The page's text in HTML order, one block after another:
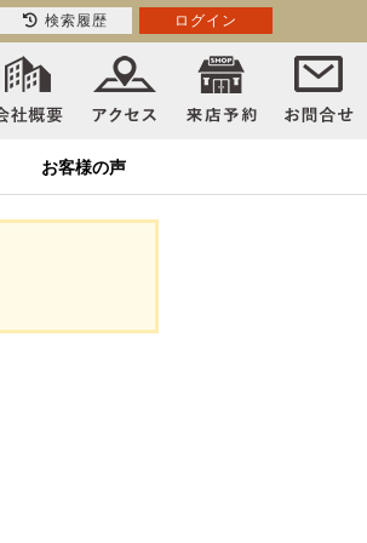
お客様の声
検索履歴 ログイン